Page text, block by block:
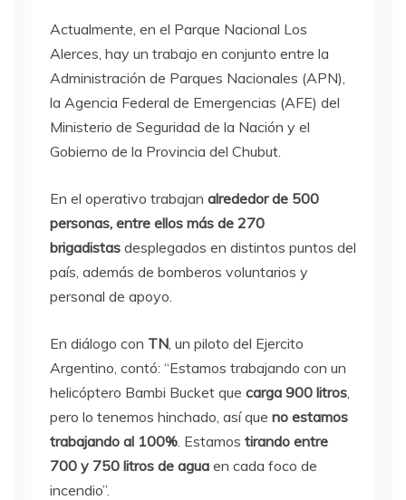
Actualmente, en el Parque Nacional Los
Alerces, hay un trabajo en conjunto entre la
Administración de Parques Nacionales (APN),
la Agencia Federal de Emergencias (AFE) del
Ministerio de Seguridad de la Nación y el
Gobierno de la Provincia del Chubut.
En el operativo trabajan alrededor de 500
personas, entre ellos más de 270
brigadistas desplegados en distintos puntos del
país, además de bomberos voluntarios y
personal de apoyo.
En diálogo con TN, un piloto del Ejercito
Argentino, contó: “Estamos trabajando con un
helicóptero Bambi Bucket que carga 900 litros,
pero lo tenemos hinchado, así que no estamos
trabajando al 100%. Estamos tirando entre
700 y 750 litros de agua en cada foco de
incendio”.